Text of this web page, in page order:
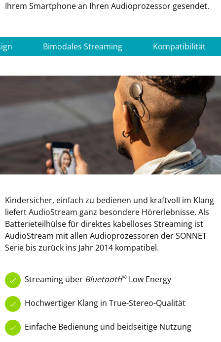
Ihrem Smartphone an Ihren Audioprozessor gesendet.
Bimodales Streaming Kompatibilität
Kindersicher, einfach zu bedienen und kraftvoll im Klang
liefert AudioStream ganz besondere Hörerlebnisse. Als
Batterieteilhülse für direktes kabelloses Streaming ist
AudioStream mit allen Audioprozessoren der SONNET
Serie bis zurück ins Jahr 2014 kompatibel.
Streaming über Bluetooth® Low Energy
Hochwertiger Klang in True-Stereo-Qualität
Einfache Bedienung und beidseitige Nutzung